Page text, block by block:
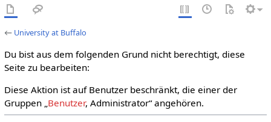
← University at Buffalo
Du bist aus dem folgenden Grund nicht berechtigt, diese
Seite zu bearbeiten:
Diese Aktion ist auf Benutzer beschränkt, die einer der
Gruppen „Benutzer, Administrator“ angehören.